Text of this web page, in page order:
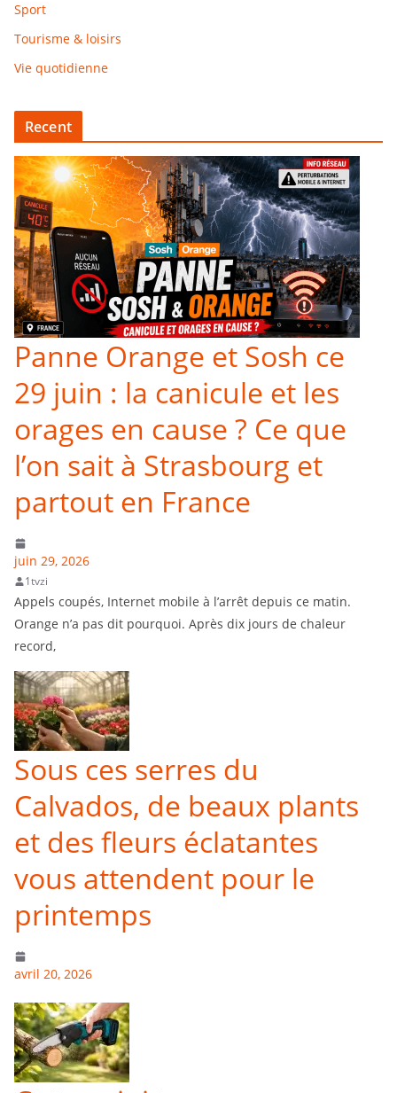
Sport
Tourisme & loisirs
Vie quotidienne
Recent
Panne Orange et Sosh ce
29 juin : la canicule et les
orages en cause ? Ce que
l’on sait à Strasbourg et
partout en France
juin 29, 2026
1tvzi
Appels coupés, Internet mobile à l’arrêt depuis ce matin.
Orange n’a pas dit pourquoi. Après dix jours de chaleur
record,
Sous ces serres du
Calvados, de beaux plants
et des fleurs éclatantes
vous attendent pour le
printemps
avril 20, 2026